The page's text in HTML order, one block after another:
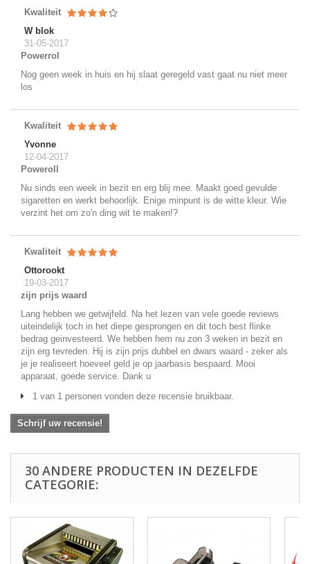
Kwaliteit
W blok
31-05-2017
Powerrol
Nog geen week in huis en hij slaat geregeld vast gaat nu niet meer
los
Kwaliteit
Yvonne
12-04-2017
Poweroll
Nu sinds een week in bezit en erg blij mee. Maakt goed gevulde
sigaretten en werkt behoorlijk. Enige minpunt is de witte kleur. Wie
verzint het om zo'n ding wit te maken!?
Kwaliteit
Ottorookt
19-03-2017
zijn prijs waard
Lang hebben we getwijfeld. Na het lezen van vele goede reviews
uiteindelijk toch in het diepe gesprongen en dit toch best flinke
bedrag geinvesteerd. We hebben hem nu zon 3 weken in bezit en
zijn erg tevreden. Hij is zijn prijs dubbel en dwars waard - zeker als
je je realiseert hoeveel geld je op jaarbasis bespaard. Mooi
apparaat, goede service. Dank u
1 van 1 personen vonden deze recensie bruikbaar.
Schrijf uw recensie!
30 ANDERE PRODUCTEN IN DEZELFDE
CATEGORIE: